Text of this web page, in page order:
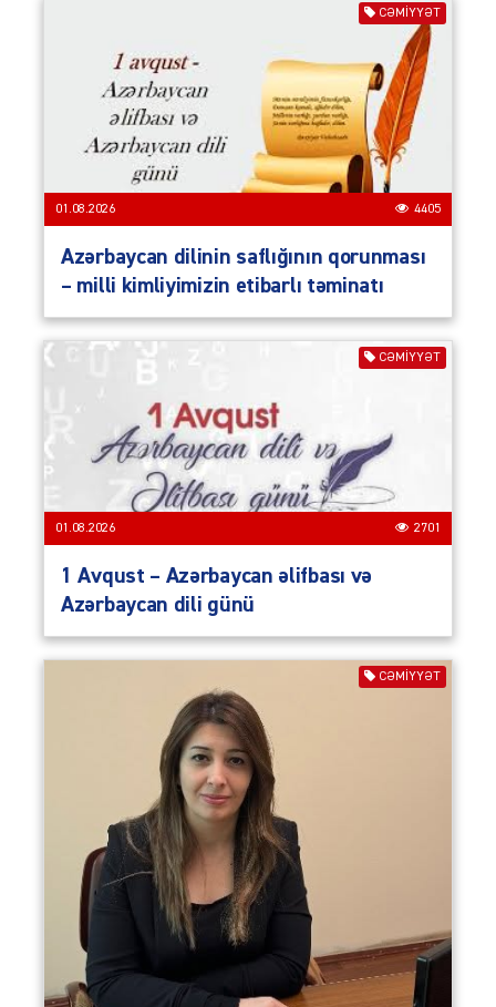
CƏMIYYƏT
01.08.2026 4405
Azərbaycan dilinin saflığının qorunması
– milli kimliyimizin etibarlı təminatı
CƏMIYYƏT
01.08.2026 2701
1 Avqust – Azərbaycan əlifbası və
Azərbaycan dili günü
CƏMIYYƏT